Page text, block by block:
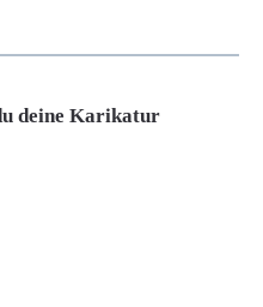
deine Karikatur